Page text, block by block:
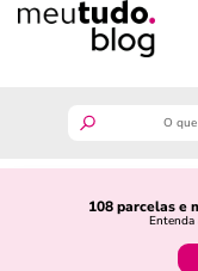
108 parcelas e
Entenda
guia do